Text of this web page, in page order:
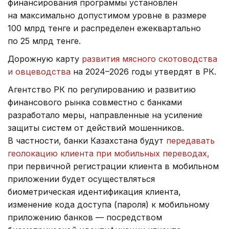
финансирования программы установлен
на максимально допустимом уровне в размере
100 млрд тенге и распределен ежеквартально
по 25 млрд тенге.
Дорожную карту развития мясного скотоводства
и овцеводства на 2024–2026 годы утвердят в РК.
Агентство РК по регулированию и развитию
финансового рынка совместно с банками
разработало меры, направленные на усиление
защиты систем от действий мошенников.
В частности, банки Казахстана будут передавать
геолокацию клиента при мобильных переводах,
при первичной регистрации клиента в мобильном
приложении будет осуществляться
биометрическая идентификация клиента,
изменение кода доступа (пароля) к мобильному
приложению банков — посредством